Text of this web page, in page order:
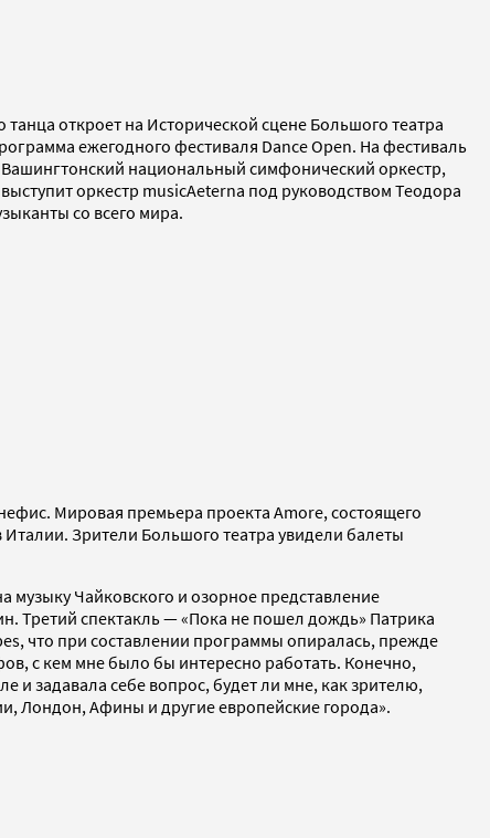
откроет на Исторической сцене Большого театра
ежегодного фестиваля Dance Open. На фестиваль
национальный симфонический оркестр,
оркестр musicAeterna под руководством Теодора
со всего мира.
Мировая премьера проекта Amore, состоящего
Зрители Большого театра увидели балеты
музыку Чайковского и озорное представление
Третий спектакль — «Пока не пошел дождь» Патрика
что при составлении программы опиралась, прежде
с кем мне было бы интересно работать. Конечно,
и задавала себе вопрос, будет ли мне, как зрителю,
Лондон, Афины и другие европейские города».